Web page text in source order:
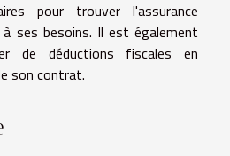
pour trouver l'assurance
ses besoins. Il est également
de déductions fiscales en
son contrat.